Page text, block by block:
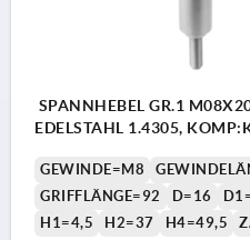
SPANNHEBEL GR.1
EDELSTAHL 1.4305,
GEWINDE=M8
GRIFFLÄNGE=92
D=16
H1=4,5
H2=37 H4=49,5